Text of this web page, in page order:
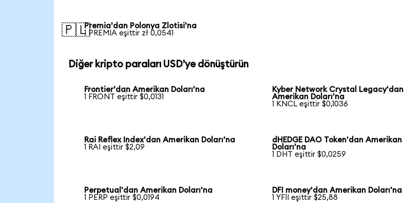
🇵🇱Premia'dan Polonya Zlotisi'na
1 PREMIA eşittir zł 0,0541
Diğer kripto paraları USD'ye dönüştürün
Frontier'dan Amerikan Doları'na
1 FRONT eşittir $0,0131
Kyber Network Crystal Legacy'dan
Amerikan Doları'na
1 KNCL eşittir $0,1036
Rai Reflex Index'dan Amerikan Doları'na
1 RAI eşittir $2,09
dHEDGE DAO Token'dan Amerikan
Doları'na
1 DHT eşittir $0,0259
Perpetual'dan Amerikan Doları'na
1 PERP eşittir $0,0194
DFI money'dan Amerikan Doları'na
1 YFII eşittir $25,88